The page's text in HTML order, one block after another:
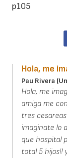
p105
Hola, me
Pau Rivera
Hola, me
amiga me
tres
imaginate lo
que hospital
total 5 hijos!!